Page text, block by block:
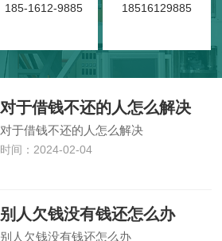
185-1612-9885 18516129885
对于借钱不还的人怎么解决
对于借钱不还的人怎么解决
时间：2024-02-04
别人欠钱没有钱还怎么办
别人欠钱没有钱还怎么办